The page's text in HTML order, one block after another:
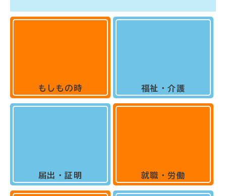
もしもの時
届出・証明
福祉・介護
就職・労働